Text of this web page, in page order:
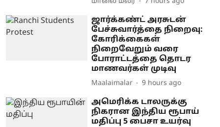
ஜார்க்கண்ட் அரசுடன்
பேச்சுவார்த்தை நிறைவு:
கோரிக்கைகள்
நிறைவேறும் வரை
போராட்டத்தை தொடர
மாணவர்கள் முடிவு
Maalaimalar 9 hours ago
அமெரிக்க டாலருக்கு
நிகரான இந்திய ரூபாய்
மதிப்பு 5 பைசா உயர்வு